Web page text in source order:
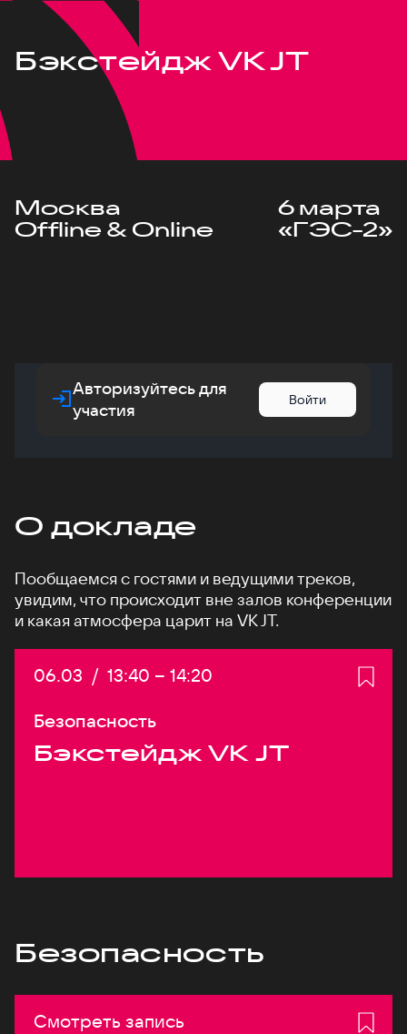
Бэкстейдж VK JT
Москва
Offline & Online
6 марта
«ГЭС-2»
Авторизуйтесь для
участия
Войти
О докладе
Пообщаемся с гостями и ведущими треков,
увидим, что происходит вне залов конференции
и какая атмосфера царит на VK JT.
Дата:
06.03 / Начало:
13:40 – Конец:
14:20
Безопасность
Бэкстейдж VK JT
Безопасность
Смотреть запись